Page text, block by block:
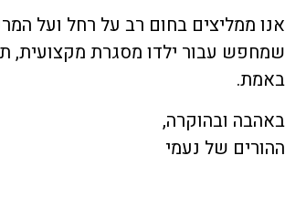
אנו ממליצים בחום רב על רחל ועל
שמחפש עבור ילדו מסגרת מקצועית,
באמת.
באהבה ובהוקרה,
ההורים של נעמי